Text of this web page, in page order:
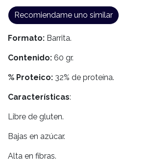
Recomiendame uno similar
Formato: Barrita.
Contenido: 60 gr.
% Proteico: 32% de proteína.
Características:
Libre de gluten.
Bajas en azúcar.
Alta en fibras.